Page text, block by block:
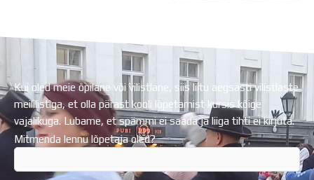
Kui oled meie õpilane või vilistlane, siis liitu aegsasti vilistlaste
meililistiga, et olla pärast kooli lõpetamist kursis kõige
vajalikuga. Lubame, et spämmi ei saada ja liiga tihti ei kirjuta.
Mitmenda lennu lõpetaja oled?